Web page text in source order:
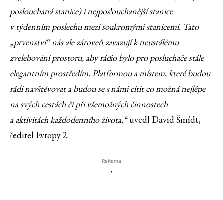
poslouchaná stanice) i nejposlouchanější stanice
v týdenním poslechu mezi soukromými stanicemi. Tato
„prvenství“ nás ale zároveň zavazují k neustálému
zvelebování prostoru, aby rádio bylo pro posluchače stále
elegantním prostředím. Platformou a místem, které budou
rádi navštěvovat a budou se s námi cítit co možná nejlépe
na svých cestách či při všemožných činnostech
a aktivitách každodenního života,“uvedl David Šmídt,
ředitel Evropy 2.
Reklama
'